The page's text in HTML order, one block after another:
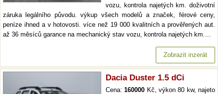
vozu, kontrola najetých km. doživotní
záruka legálního původu. výkup všech modelů a značek, férové ceny,
peníze ihned a v hotovosti. více než 19 000 kvalitních a prověřených aut.
až 36 měsíců garance na mechanický stav vozu, kontrola najetých km.…
Zobrazit inzerát
Dacia Duster 1.5 dCi
Cena:160000 Kč, výkon 80 kw, najeto